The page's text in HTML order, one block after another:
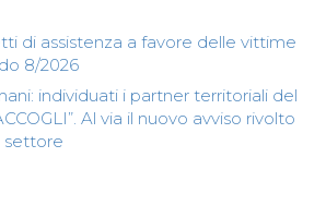
di assistenza a favore delle vittime
8/2026
individuati i partner territoriali del
Al via il nuovo avviso rivolto
settore